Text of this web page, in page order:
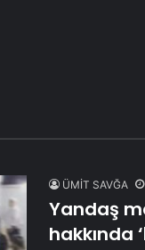
ÜMİT SAVĞA
Yandaş
hakkında